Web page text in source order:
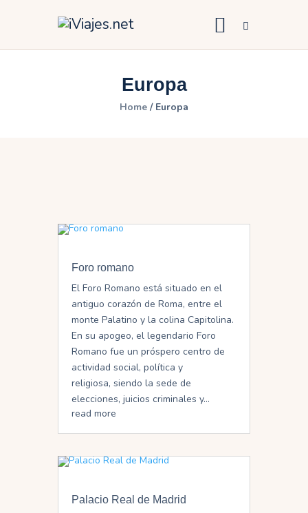
Europa
Home Europa
Foro romano
El Foro Romano está situado en el
antiguo corazón de Roma, entre el
monte Palatino y la colina Capitolina.
En su apogeo, el legendario Foro
Romano fue un próspero centro de
actividad social, política y
religiosa, siendo la sede de
elecciones, juicios criminales y...
read more
Palacio Real de Madrid